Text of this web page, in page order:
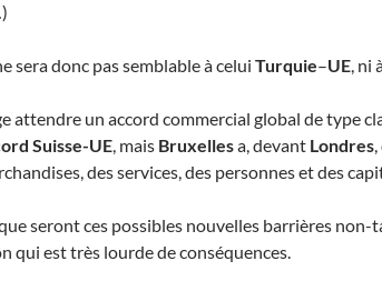
sera donc pas semblable à celui Turquie–UE, ni
attendre un accord commercial global de type
Suisse-UE, mais Bruxellesa, devant Londres
des services, des personnes et des
seront ces possibles nouvelles barrières non-
qui est très lourde de conséquences.